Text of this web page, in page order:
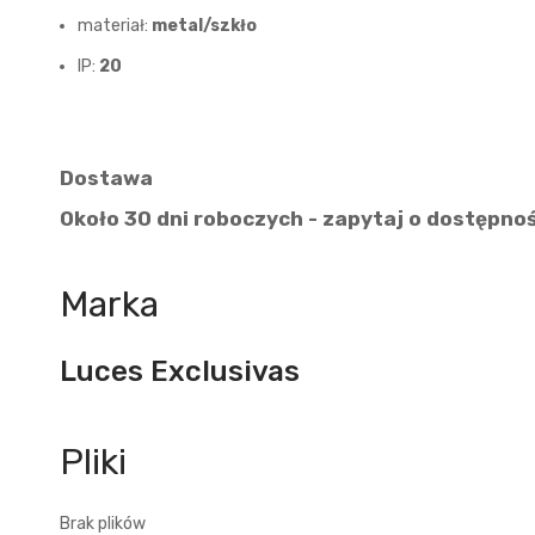
materiał: metal/szkło
IP: 20
Dostawa
Około 30 dni roboczych - zapytaj o
Marka
Luces Exclusivas
Brak plików